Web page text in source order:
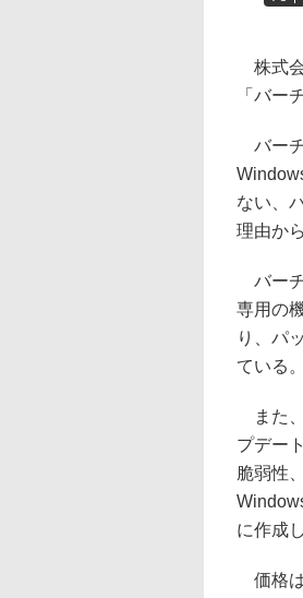
株式会
「バー
バーチ
ない、
理由か
バーチ
専用の
り、パ
ている。
また、
プデー
脆弱性
に作成
価格は